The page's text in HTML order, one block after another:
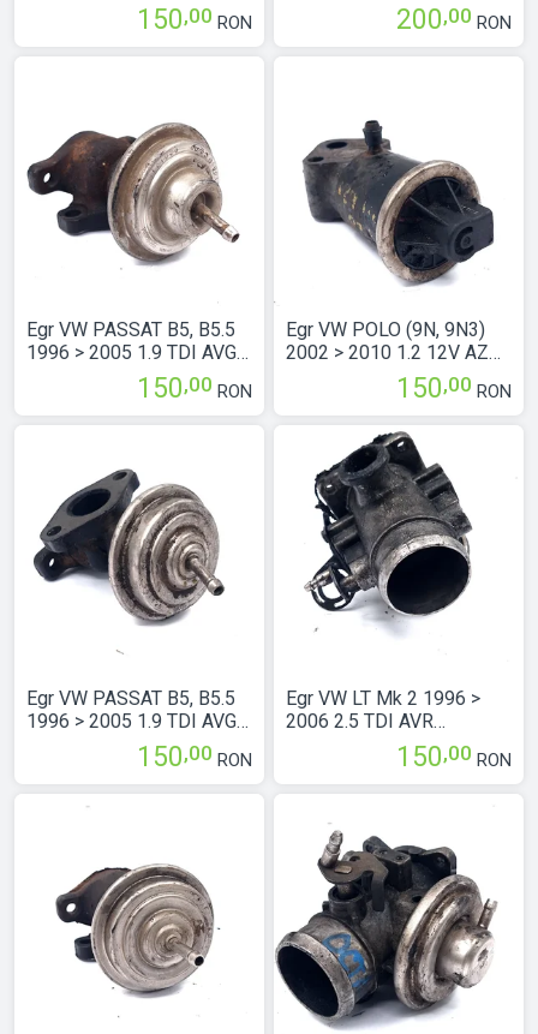
Motorina 03G129637A
150,00 RON
Egr VW PASSAT B5, B5.5
1996 > 2005 1.9 TDI AVG
Motorina 028131501E
150,00 RON
Egr VW PASSAT B5, B5.5
1996 > 2005 1.9 TDI AVG
Motorina 028131501E
150,00 RON
BKS Motorina200,00 RON
Egr VW POLO (9N, 9N3)
2002 > 2010 1.2 12V AZQ
Benzina 03D131503A
150,00 RON
Egr VW LT Mk 2 1996 >
2006 2.5 TDI AVR
Motorina 074129637B
150,00 RON